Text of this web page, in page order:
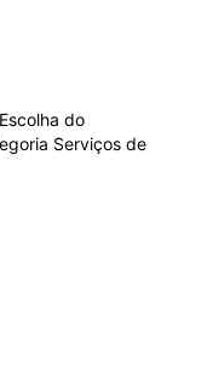
do
Serviços de